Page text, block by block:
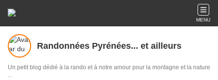
MENU
Randonnées Pyrénées... et ailleurs
Un petit blog dédié à la rando et à notre amour pour la montagne et la nature
...